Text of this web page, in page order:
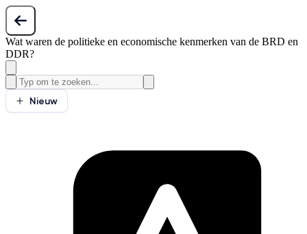
Wat waren de politieke en economische kenmerken van de BRD en
DDR?
Nieuw